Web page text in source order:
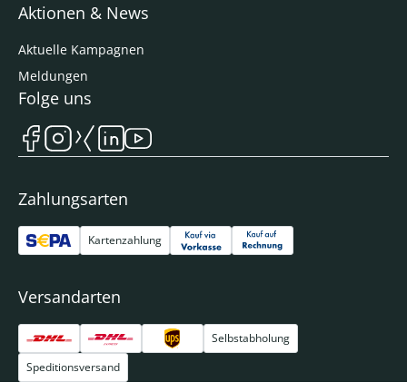
Aktionen & News
Aktuelle Kampagnen
Meldungen
Zahlungsarten
Kartenzahlung
Versandarten
Selbstabholung
Speditionsversand
Folge uns